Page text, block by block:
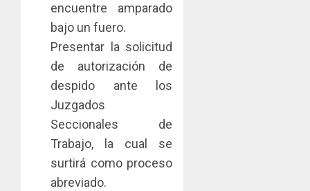
encuentre amparado
bajo un fuero.
Presentar la solicitud
de autorización de
despido ante los
Juzgados
Seccionales de
Trabajo, la cual se
surtirá como proceso
abreviado.